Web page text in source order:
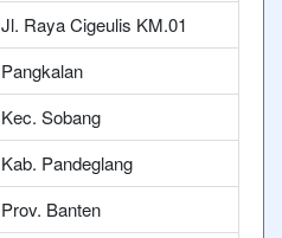
Jl. Raya Cigeulis KM.01
Pangkalan
Kec. Sobang
Kab. Pandeglang
Prov. Banten